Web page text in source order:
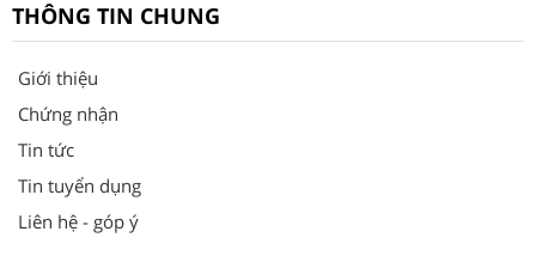
THÔNG TIN CHUNG
Giới thiệu
Chứng nhận
Tin tức
Tin tuyển dụng
Liên hệ - góp ý